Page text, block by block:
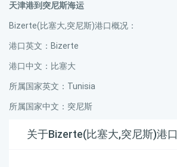
天津港到突尼斯海运
Bizerte(比塞大,突尼斯)港口概况：
港口英文：Bizerte
港口中文：比塞大
所属国家英文：Tunisia
所属国家中文：突尼斯
关于Bizerte(比塞大,突尼斯)港口